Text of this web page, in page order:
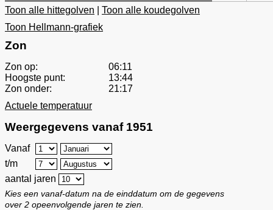
Toon alle hittegolven
Toon alle koudegolven
Toon Hellmann-grafiek
Zon
Zon op:
06:11
Hoogste punt:
13:44
Zon onder:
21:17
Actuele temperatuur
Weergegevens vanaf 1951
Vanaf
t/m
aantal jaren
Kies een vanaf-datum na de einddatum om de gegevens
over 2 opeenvolgende jaren te zien.